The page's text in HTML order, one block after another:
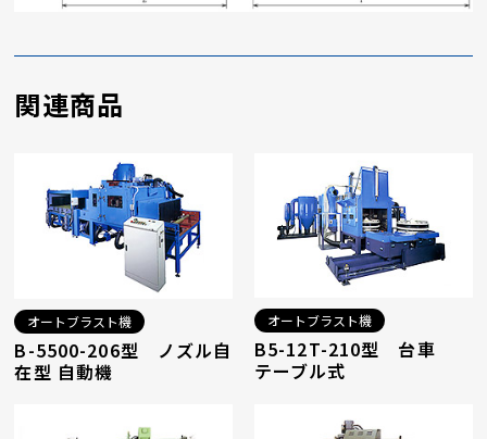
関連商品
オートブラスト機
B-5500-206型 ノズル自
在型 自動機
オートブラスト機
B5-12T-210型 台車
テーブル式